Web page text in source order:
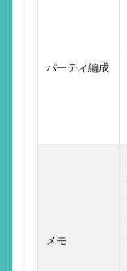
パーティ編成
メモ